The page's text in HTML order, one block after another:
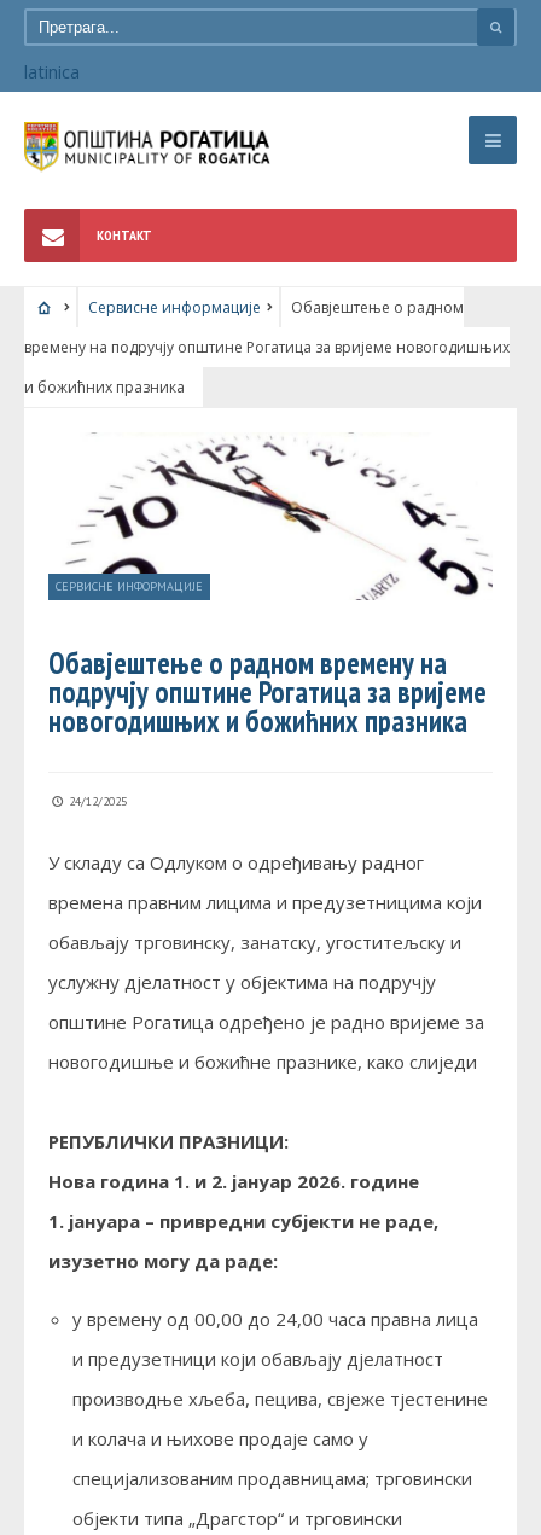
latinica
КОНТАКТ
Сервисне информације
Обавјештење о радном
времену на подручју општине Рогатица за вријеме новогодишњих
и божићних празника
СЕРВИСНЕ ИНФОРМАЦИЈЕ
Обавјештење о радном времену на
подручју општине Рогатица за вријеме
новогодишњих и божићних празника
24/12/2025
У складу са Одлуком о одређивању радног
времена правним лицима и предузетницима који
обављају трговинску, занатску, угоститељску и
услужну дјелатност у објектима на подручју
општине Рогатица одређено је радно вријеме за
новогодишње и божићне празнике, како слиједи
РЕПУБЛИЧКИ ПРАЗНИЦИ:
Нова година 1. и 2. јануар 2026. године
1. јануара – привредни субјекти не раде,
изузетно могу да раде:
у времену од 00,00 до 24,00 часа правна лица
и предузетници који обављају дјелатност
производње хљеба, пецива, свјеже тјестенине
и колача и њихове продаје само у
специјализованим продавницама; трговински
објекти типа „Драгстор“ и трговински